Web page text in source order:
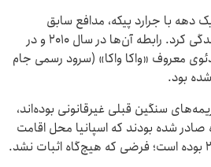
بیش از یک دهه با جرارد پیکه، مدافع سابق
بارسلونا و تیم ملی اسپانیا زندگی کرد. رابطه آن‌ها در سال ۲۰۱۰ و در
معروف «واکا واکا» (سرود رسمی جام
بود.
سنگین قبلی غیرقانونی بوده‌اند،
شده بودند که اسپانیا محل اقامت